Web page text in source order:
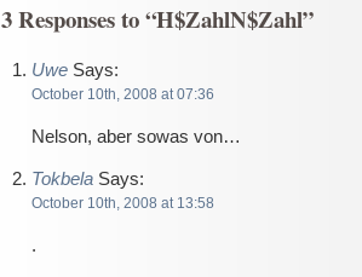
3 Responses to “H$ZahlN$Zahl”
UweSays:
October 10th, 2008 at 07:36
Nelson, aber sowas von…
TokbelaSays:
October 10th, 2008 at 13:58
.